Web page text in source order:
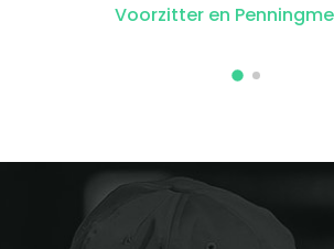
Voorzitter en